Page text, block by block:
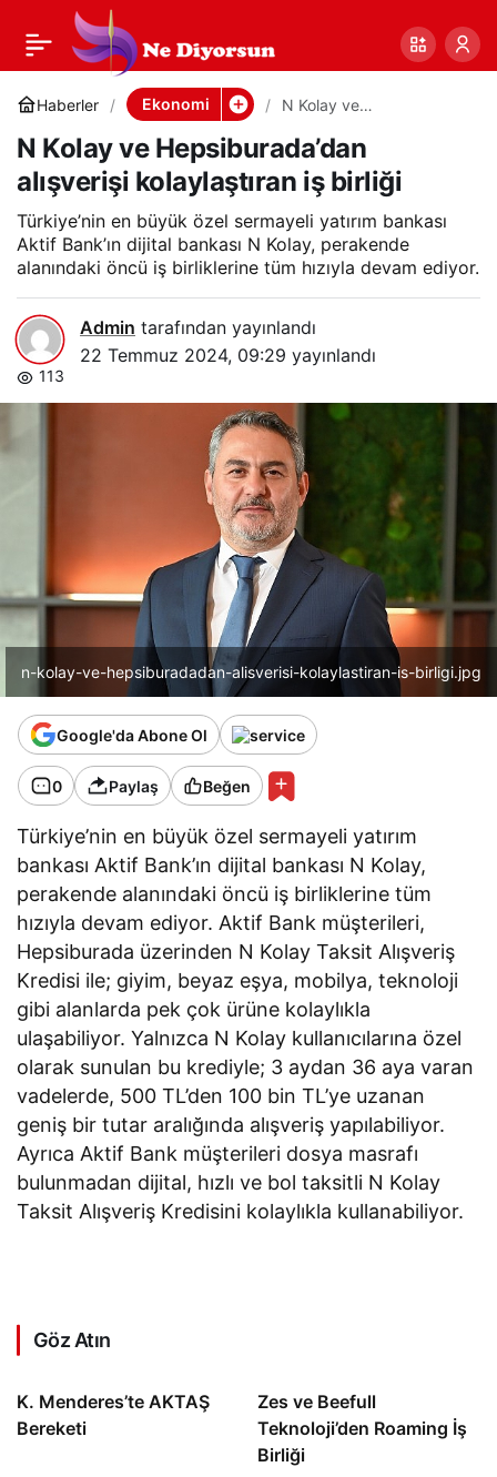
Haberler Ekonomi
N Kolay ve
alışverişi kolaylaştıran iş
birliği
N Kolay ve Hepsiburada’dan
alışverişi kolaylaştıran iş birliği
Türkiye’nin en büyük özel sermayeli yatırım bankası
Aktif Bank’ın dijital bankası N Kolay, perakende
alanındaki öncü iş birliklerine tüm hızıyla devam ediyor.
Admin tarafından yayınlandı
22 Temmuz 2024, 09:29 yayınlandı
113
n-kolay-ve-hepsiburadadan-alisverisi-kolaylastiran-is-birligi.jpg
Google'da Abone Ol
0 Paylaş Beğen
Türkiye’nin en büyük özel sermayeli yatırım
bankası Aktif Bank’ın dijital bankası N Kolay,
perakende alanındaki öncü iş birliklerine tüm
hızıyla devam ediyor. Aktif Bank müşterileri,
Hepsiburada üzerinden N Kolay Taksit Alışveriş
Kredisi ile; giyim, beyaz eşya, mobilya, teknoloji
gibi alanlarda pek çok ürüne kolaylıkla
ulaşabiliyor. Yalnızca N Kolay kullanıcılarına özel
olarak sunulan bu krediyle; 3 aydan 36 aya varan
vadelerde, 500 TL’den 100 bin TL’ye uzanan
geniş bir tutar aralığında alışveriş yapılabiliyor.
Ayrıca Aktif Bank müşterileri dosya masrafı
bulunmadan dijital, hızlı ve bol taksitli N Kolay
Taksit Alışveriş Kredisini kolaylıkla kullanabiliyor.
Göz Atın
K. Menderes’te AKTAŞ
Bereketi
Zes ve Beefull
Teknoloji’den Roaming İş
Birliği
N Kolay ve
Hepsiburada’dan
alışverişi kolaylaştıran
iş birliği
Paylaş